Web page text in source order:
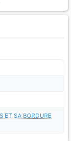
ET SA BORDURE